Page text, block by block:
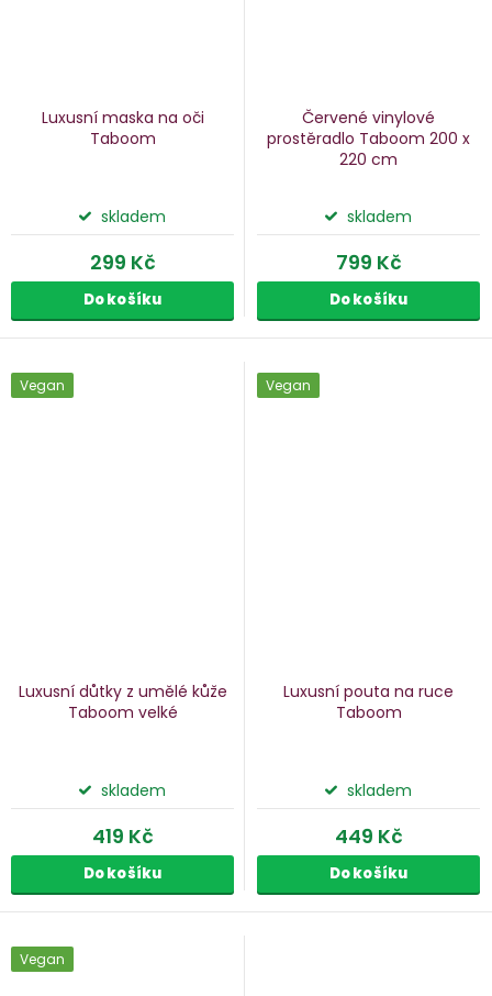
Luxusní maska na oči
Taboom
skladem
299 Kč
Do košíku
Červené vinylové
prostěradlo Taboom 200 x
220 cm
skladem
799 Kč
Do košíku
Vegan
Luxusní důtky z umělé kůže
Taboom velké
skladem
419 Kč
Do košíku
Vegan
Luxusní pouta na ruce
Taboom
skladem
449 Kč
Do košíku
Vegan